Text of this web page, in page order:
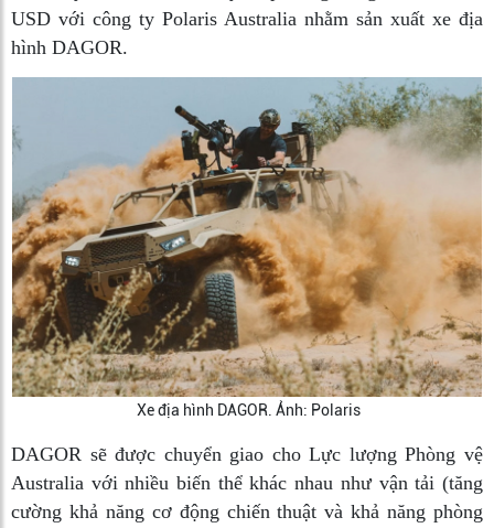
USD với công ty Polaris Australia nhằm sản xuất xe địa
hình DAGOR.
Xe địa hình DAGOR. Ảnh: Polaris
DAGOR sẽ được chuyển giao cho Lực lượng Phòng vệ
Australia với nhiều biến thể khác nhau như vận tải (tăng
cường khả năng cơ động chiến thuật và khả năng phòng